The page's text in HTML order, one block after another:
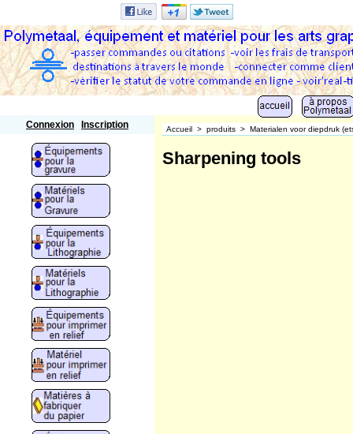
Connexion Inscription Accueil > produits > Materialen voor diepdruk
Sharpening tools